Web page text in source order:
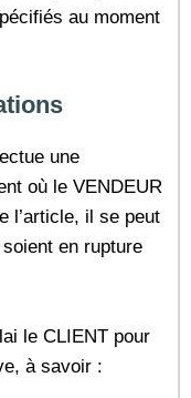
au moment
une
où le VENDEUR
l’article, il se peut
en rupture
le CLIENT pour
à savoir :